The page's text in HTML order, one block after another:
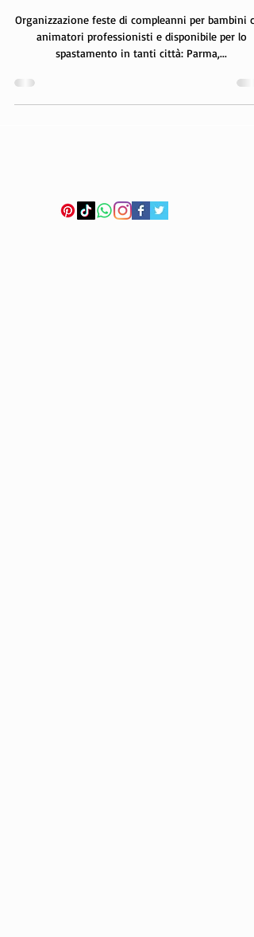
ANIMATORI FESTE BAMBINI
Organizzazione feste di compleanni per bambini